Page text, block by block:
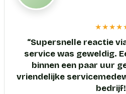
“Supersnelle reactie
service was geweldig.
binnen een paar uur
vriendelijke
bedrijf!